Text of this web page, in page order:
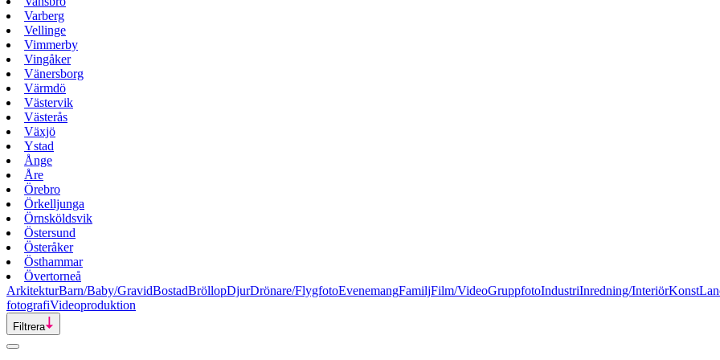
Varberg
Vellinge
Vimmerby
Vingåker
Vänersborg
Värmdö
Västervik
Västerås
Växjö
Ystad
Ånge
Åre
Örebro
Örkelljunga
Örnsköldsvik
Östersund
Österåker
Östhammar
Övertorneå
ArkitekturBarn/Baby/GravidBostadBröllopDjurDrönare/FlygfotoEvenemangFamiljFilm/VideoGruppfotoIndustriInredning/InteriörKonst
fotografiVideoproduktion
Filtrera